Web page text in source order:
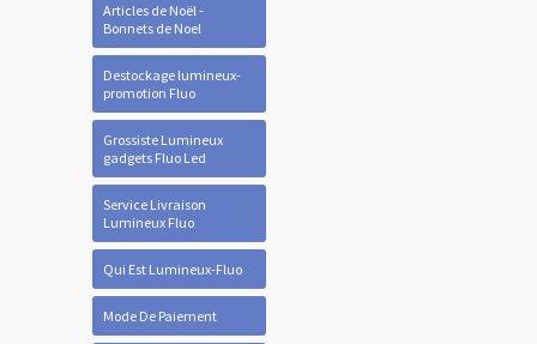
Articles de Noël -
Bonnets de Noel
Destockage lumineux-
promotion Fluo
Grossiste Lumineux
gadgets Fluo Led
Service Livraison
Lumineux Fluo
Qui Est Lumineux-Fluo
Mode De Paiement